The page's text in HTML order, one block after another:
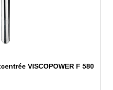
VISCOPOWER F 580